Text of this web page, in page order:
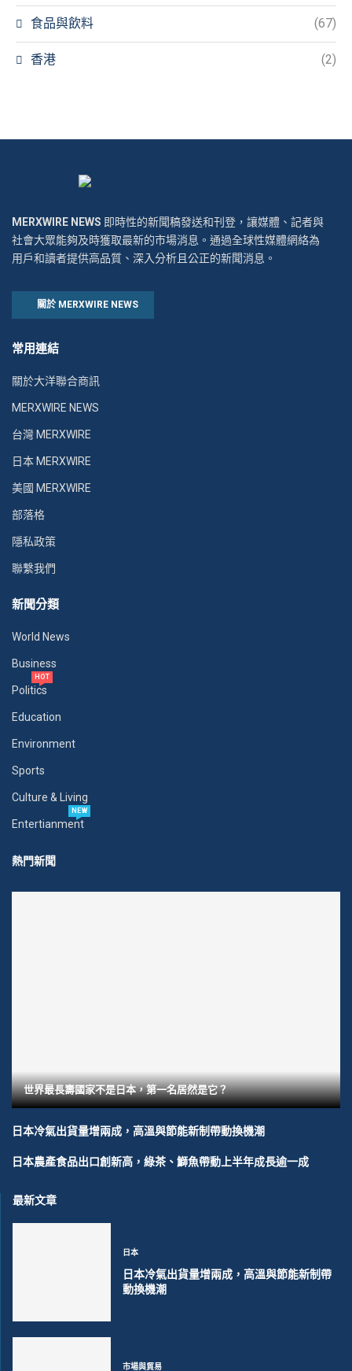
食品與飲料 (67)
香港 (2)
MERXWIRE NEWS 即時性的新聞稿發送和刊登，讓媒體、記者與
社會大眾能夠及時獲取最新的市場消息。通過全球性媒體網絡為
用戶和讀者提供高品質、深入分析且公正的新聞消息。
關於 MERXWIRE NEWS
常用連結
關於大洋聯合商訊
MERXWIRE NEWS
台灣 MERXWIRE
日本 MERXWIRE
美國 MERXWIRE
部落格
隱私政策
聯繫我們
新聞分類
World News
Business
Politics
HOT
Education
Environment
Sports
Culture & Living
Entertianment
NEW
熱門新聞
世界最長壽國家不是日本，第一名居然是它？
日本冷氣出貨量增兩成，高溫與節能新制帶動換機潮
日本農產食品出口創新高，綠茶、鰤魚帶動上半年成長逾一成
最新文章
日本
日本冷氣出貨量增兩成，高溫與節能新制帶
動換機潮
市場與貿易